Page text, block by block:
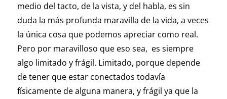
medio del tacto, de la vista, y del habla, es sin
duda la más profunda maravilla de la vida, a veces
la única cosa que podemos apreciar como real.
Pero por maravilloso que eso sea, es siempre
algo limitado y frágil. Limitado, porque depende
de tener que estar conectados todavía
físicamente de alguna manera, y frágil ya que la